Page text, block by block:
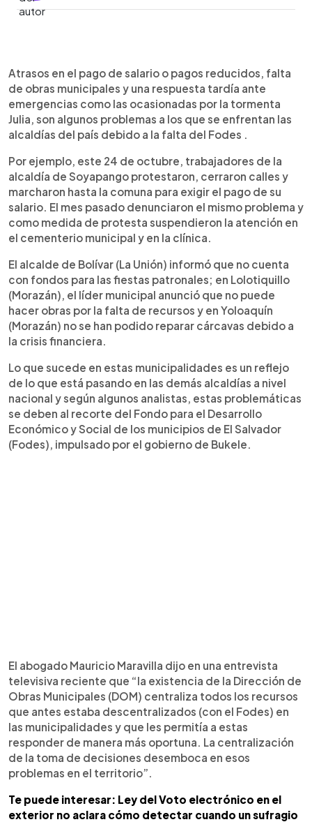
Escuchar artículo
Atrasos en el pago de salario o pagos reducidos, falta
de obras municipales y una respuesta tardía ante
emergencias como las ocasionadas por la tormenta
Julia, son algunos problemas a los que se enfrentan las
alcaldías del país debido a la falta del Fodes .
Por ejemplo, este 24 de octubre, trabajadores de la
alcaldía de Soyapango protestaron, cerraron calles y
marcharon hasta la comuna para exigir el pago de su
salario. El mes pasado denunciaron el mismo problema y
como medida de protesta suspendieron la atención en
el cementerio municipal y en la clínica.
El alcalde de Bolívar (La Unión) informó que no cuenta
con fondos para las fiestas patronales; en Lolotiquillo
(Morazán), el líder municipal anunció que no puede
hacer obras por la falta de recursos y en Yoloaquín
(Morazán) no se han podido reparar cárcavas debido a
la crisis financiera.
Lo que sucede en estas municipalidades es un reflejo
de lo que está pasando en las demás alcaldías a nivel
nacional y según algunos analistas, estas problemáticas
se deben al recorte del Fondo para el Desarrollo
Económico y Social de los municipios de El Salvador
(Fodes), impulsado por el gobierno de Bukele.
El abogado Mauricio Maravilla dijo en una entrevista
televisiva reciente que “la existencia de la Dirección de
Obras Municipales (DOM) centraliza todos los recursos
que antes estaba descentralizados (con el Fodes) en
las municipalidades y que les permitía a estas
responder de manera más oportuna. La centralización
de la toma de decisiones desemboca en esos
problemas en el territorio”.
Te puede interesar: Ley del Voto electrónico en el
exterior no aclara cómo detectar cuando un sufragio